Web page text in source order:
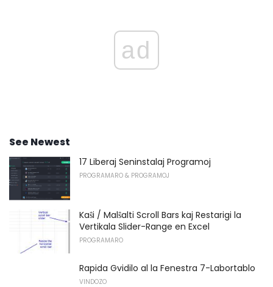
ad
See Newest
17 Liberaj Seninstalaj Programoj
PROGRAMARO & PROGRAMOJ
Kaŝi / Malŝalti Scroll Bars kaj Restarigi la
Vertikala Slider-Range en Excel
PROGRAMARO
Rapida Gvidilo al la Fenestra 7-Labortablo
VINDOZO